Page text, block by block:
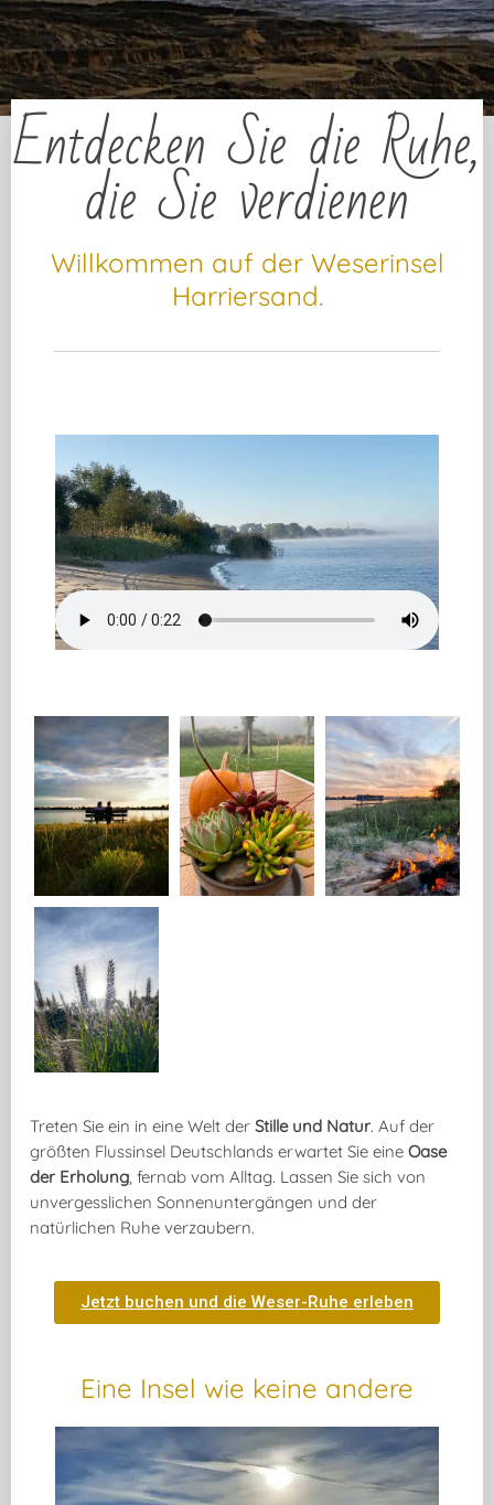
Entdecken Sie die Ruhe,
die Sie verdienen
Willkommen auf der Weserinsel
Harriersand.
Treten Sie ein in eine Welt derStille und Natur. Auf der
größten Flussinsel Deutschlands erwartet Sie eineOase
der Erholung, fernab vom Alltag. Lassen Sie sich von
unvergesslichen Sonnenuntergängen und der
natürlichen Ruhe verzaubern.
Jetzt buchen und die Weser-Ruhe erleben
Eine Insel wie keine andere